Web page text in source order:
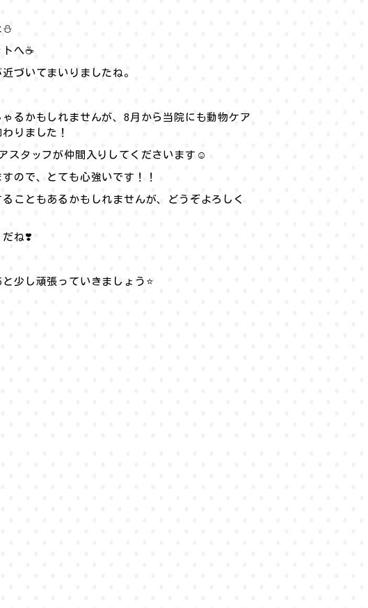
へ☕️
づいてまいりましたね。
るかもしれませんが、8月から当院にも動物ケア
りました！
スタッフが仲間入りしてくださいます☺️
ので、とても心強いです！！
こともあるかもしれませんが、どうぞよろしく
だね❣️
少し頑張っていきましょう⭐️